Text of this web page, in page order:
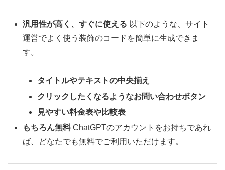
汎用性が高く、すぐに使える 以下のような、サイト
運営でよく使う装飾のコードを簡単に生成できま
す。
タイトルやテキストの中央揃え
クリックしたくなるようなお問い合わせボタン
見やすい料金表や比較表
もちろん無料ChatGPTのアカウントをお持ちであれ
ば、どなたでも無料でご利用いただけます。